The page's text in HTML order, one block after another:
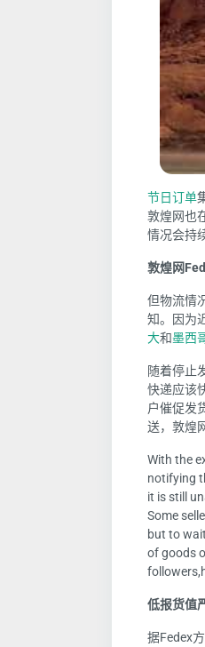
节日订单
敦煌网也
情况会持
敦煌网
但物流情
知。因为
大和墨西
随着停止
快递应该
户催促发
送，敦煌
With the
notifying
it is still
Some
but to
of goods
低报货值
据Fedex